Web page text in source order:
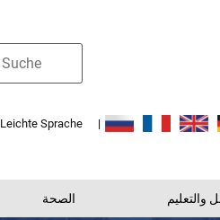
Leichte Sprache
والتعليم الصحة